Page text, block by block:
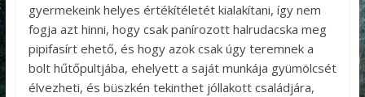
gyermekeink helyes értékítéletét kialakítani, így nem
fogja azt hinni, hogy csak panírozott halrudacska meg
pipifasírt ehető, és hogy azok csak úgy teremnek a
bolt hűtőpultjába, ehelyett a saját munkája gyümölcsét
élvezheti, és büszkén tekinthet jóllakott családjára,